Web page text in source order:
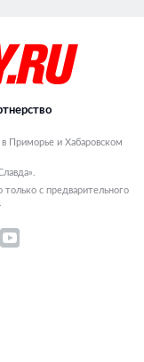
Приморье и Хабаровском
только с предварительного